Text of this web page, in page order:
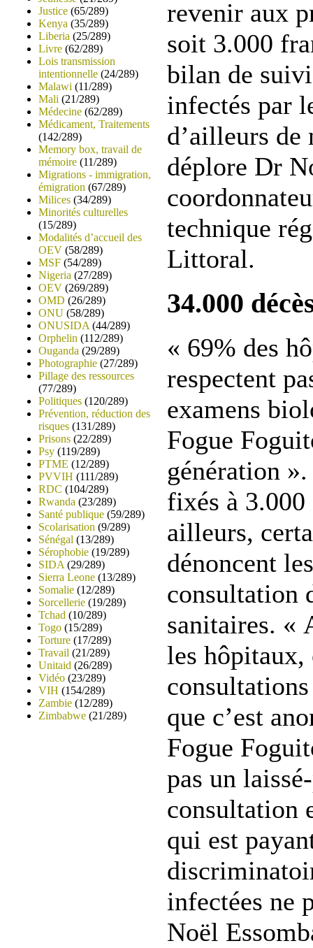
Justice (65/289)
Kenya (35/289)
Liberia (25/289)
Livre (62/289)
Lois transmission
intentionnelle (24/289)
Malawi (11/289)
Mali (21/289)
Médecine (62/289)
Médicament, Traitements
(142/289)
Memory box, travail de
mémoire (11/289)
Migrations - immigration,
émigration (67/289)
Milices (34/289)
Minorités culturelles
(15/289)
Modalités d’accueil des
OEV (58/289)
MSF (54/289)
Nigeria (27/289)
OEV (269/289)
OMD (26/289)
ONU (58/289)
ONUSIDA (44/289)
Orphelin (112/289)
Ouganda (29/289)
Photographie (27/289)
Pillage des ressources
(77/289)
Politiques (120/289)
Prévention, réduction des
risques (131/289)
Prisons (22/289)
Psy (119/289)
PTME (12/289)
PVVIH (111/289)
RDC (104/289)
Rwanda (23/289)
Santé publique (59/289)
Scolarisation (9/289)
Sénégal (13/289)
Sérophobie (19/289)
SIDA (29/289)
Sierra Leone (13/289)
Somalie (12/289)
Sorcellerie (19/289)
Tchad (10/289)
Togo (15/289)
Torture (17/289)
Travail (21/289)
Unitaid (26/289)
Vidéo (23/289)
VIH (154/289)
Zambie (12/289)
Zimbabwe (21/289)
revenir aux
soit 3.000
bilan de
infectés par
d’ailleurs de
déplore Dr
technique
Littoral.
34.000
« 69% des
respectent
examens
Fogue
génération
fixés à
ailleurs,
dénoncent
consultation
sanitaires. «
les
que c’est
Fogue
pas un
consultation
qui est
infectées ne
Noël